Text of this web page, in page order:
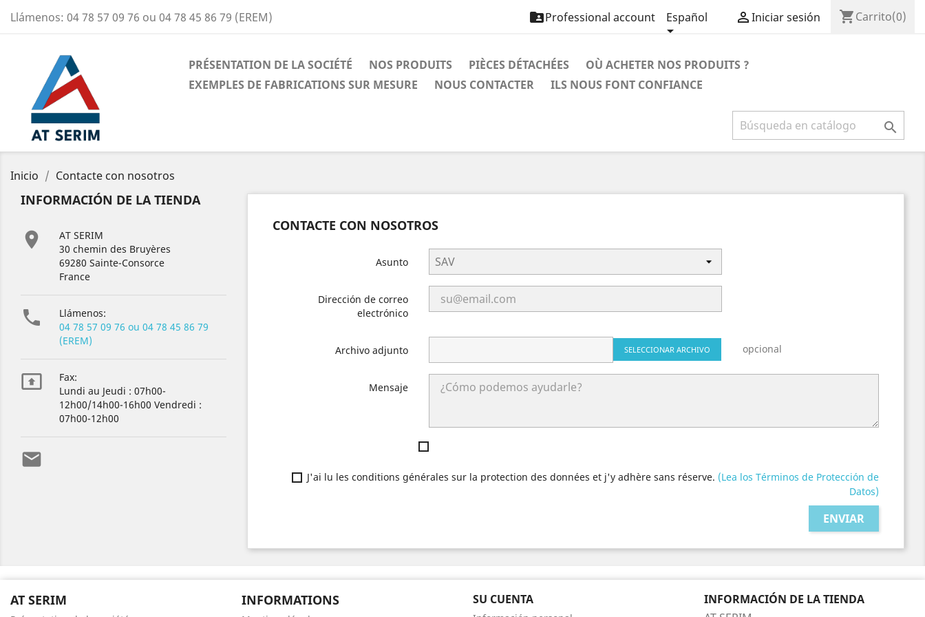
Llámenos: 04 78 57 09 76 ou 04 78 45 86 79 (EREM) Professional account Español

Iniciar sesión shopping_cartCarrito(0)
PRÉSENTATION DE LA SOCIÉTÉ NOS PRODUITS PIÈCES DÉTACHÉES
OÙ ACHETER NOS PRODUITS ?
EXEMPLES DE FABRICATIONS SUR MESURE
NOUS CONTACTER ILS NOUS FONT CONFIANCE

Inicio Contacte con nosotros
INFORMACIÓN DE LA TIENDA

AT SERIM
30 chemin des Bruyères
69280 Sainte-Consorce
France

Llámenos:
04 78 57 09 76 ou 04 78 45 86 79
(EREM)

Fax:
Lundi au Jeudi : 07h00-
12h00/14h00-16h00 Vendredi :
07h00-12h00

CONTACTE CON NOSOTROS
Asunto
Dirección de correo
electrónico
Archivo adjunto SELECCIONAR ARCHIVO opcional
Mensaje
J'ai lu les conditions générales sur la protection des données et j'y adhère sans réserve. (Lea los Términos de Protección de
Datos)
AT SERIM INFORMATIONS SU CUENTA
INFORMACIÓN DE LA TIENDA